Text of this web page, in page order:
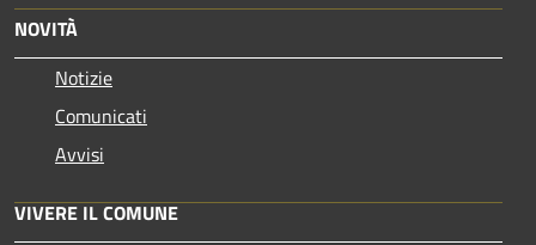
NOVITÀ
Notizie
Comunicati
Avvisi
VIVERE IL COMUNE